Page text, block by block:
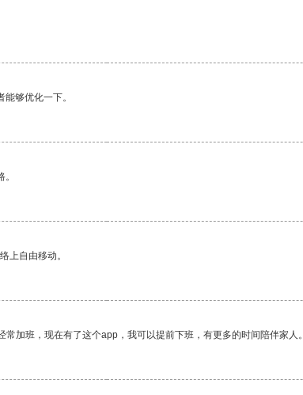
够优化一下。
上自由移动。
加班，现在有了这个app，我可以提前下班，有更多的时间陪伴家人。